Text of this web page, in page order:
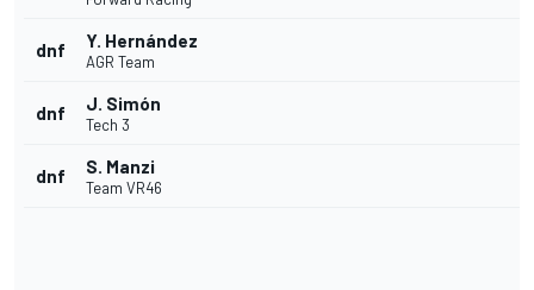
dnf Y. Hernández
AGR Team
dnf J. Simón
Tech 3
dnf S. Manzi
Team VR46